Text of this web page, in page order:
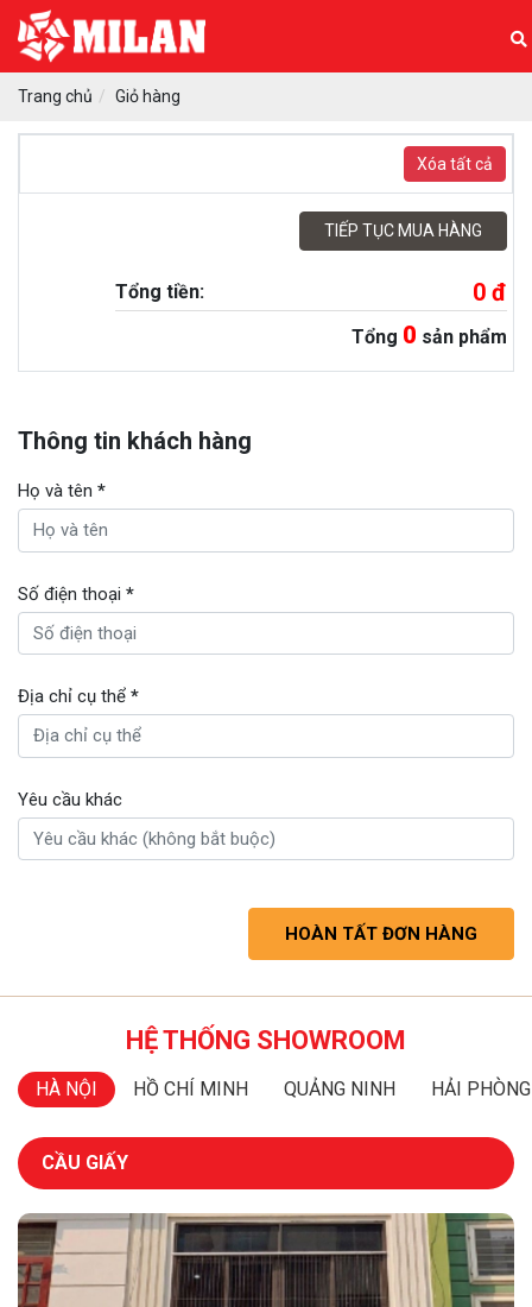
Trang chủ Giỏ hàng
Xóa tất cả
TIẾP TỤC MUA HÀNG
Tổng tiền: 0 đ
Tổng 0 sản phẩm
Thông tin khách hàng
Họ và tên *
Số điện thoại *
Địa chỉ cụ thể *
Yêu cầu khác
HOÀN TẤT ĐƠN HÀNG
HỆ THỐNG SHOWROOM
HÀ NỘI HỒ CHÍ MINH QUẢNG NINH HẢI PHÒNG
CẦU GIẤY